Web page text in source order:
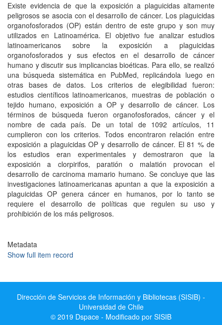
Existe evidencia de que la exposición a plaguicidas altamente
peligrosos se asocia con el desarrollo de cáncer. Los plaguicidas
organofosforados (OP) están dentro de este grupo y son muy
utilizados en Latinoamérica. El objetivo fue analizar estudios
latinoamericanos sobre la exposición a plaguicidas
organofosforados y sus efectos en el desarrollo de cáncer
humano y discutir sus implicancias bioéticas. Para ello, se realizó
una búsqueda sistemática en PubMed, replicándola luego en
otras bases de datos. Los criterios de elegibilidad fueron:
estudios científicos latinoamericanos, muestras de población o
tejido humano, exposición a OP y desarrollo de cáncer. Los
términos de búsqueda fueron organofosforados, cáncer y el
nombre de cada país. De un total de 1092 artículos, 11
cumplieron con los criterios. Todos encontraron relación entre
exposición a plaguicidas OP y desarrollo de cáncer. El 81 % de
los estudios eran experimentales y demostraron que la
exposición a clorpirifos, paratión o malatión provocan el
desarrollo de carcinoma mamario humano. Se concluye que las
investigaciones latinoamericanas apuntan a que la exposición a
plaguicidas OP genera cáncer en humanos, por lo tanto se
requiere el desarrollo de políticas que regulen su uso y
prohibición de los más peligrosos.
Metadata
Show full item record
Dirección de Servicios de Información y Bibliotecas (SISIB) -
Universidad de Chile
© 2019 Dspace - Modificado por SISIB